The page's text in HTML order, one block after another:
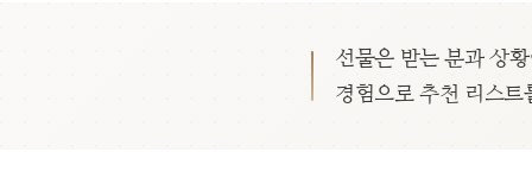
선물은 받는 분과 상
경험으로 추천 리스트